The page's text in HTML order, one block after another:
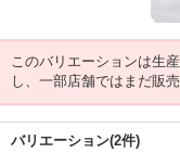
このバリエーションは生
し、一部店舗ではまだ販
バリエーション(2件)